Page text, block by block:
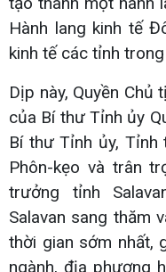
Hành lang kinh tế
kinh tế các tỉnh
Dịp này, Quyền
của Bí thư Tỉnh ủy
Bí thư Tỉnh ủy, Tỉnh
Phôn-kẹo và trân
trưởng tỉnh
Salavan sang thăm
thời gian sớm nhất,
ngành, địa phương